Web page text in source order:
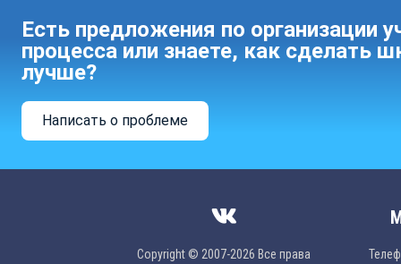
Есть предложения по организации
процесса или знаете, как сделать
лучше?
Написать о проблеме
Copyright © 2007-2026 Все права